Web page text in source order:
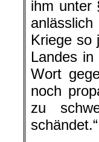
ihm unter
Kriege so
Landes
Wort
noch
zu
schändet.“